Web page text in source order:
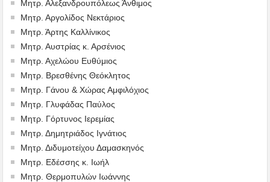
Μητρ. Αλεξανδρουπόλεως Άνθιμος
Μητρ. Αργολίδος Νεκτάριος
Μητρ. Άρτης Καλλίνικος
Μητρ. Αυστρίας κ. Αρσένιος
Μητρ. Αχελώου Ευθύμιος
Μητρ. Βρεσθένης Θεόκλητος
Μητρ. Γάνου & Χώρας Αμφιλόχιος
Μητρ. Γλυφάδας Παύλος
Μητρ. Γόρτυνος Ιερεμίας
Μητρ. Δημητριάδος Ιγνάτιος
Μητρ. Διδυμοτείχου Δαμασκηνός
Μητρ. Εδέσσης κ. Ιωήλ
Μητρ. Θερμοπυλών Ιωάννης